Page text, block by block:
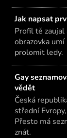
Jak napsat
Profil tě zaujal
obrazovka
prolomit ledy.
Gay
vědět
Česká
střední
Přesto má
znát.